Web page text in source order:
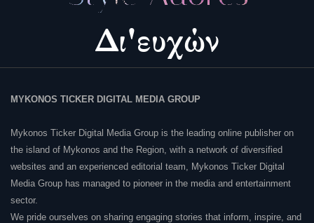
MYKONOS TICKER DIGITAL MEDIA GROUP
Mykonos Ticker Digital Media Group is the leading online publisher on
the island of Mykonos and the Region, with a network of diversified
websites and an experienced editorial team, Mykonos Ticker Digital
Media Group has managed to pioneer in the media and entertainment
sector.
We pride ourselves on sharing engaging stories that inform, inspire, and